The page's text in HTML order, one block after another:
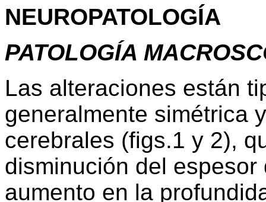
NEUROPATOLOGÍA
PATOLOGÍA
Las alteraciones están
generalmente simétrica
cerebrales (figs.1 y 2),
disminución del
aumento en la